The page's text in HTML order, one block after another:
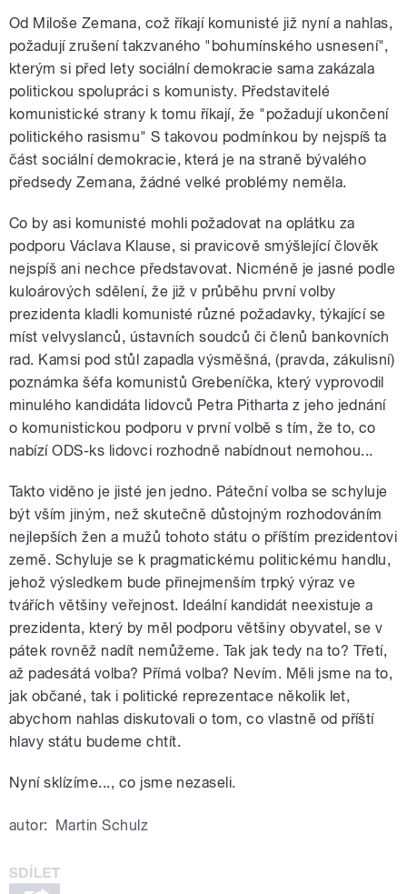
Od Miloše Zemana, což říkají komunisté již nyní a nahlas,
požadují zrušení takzvaného "bohumínského usnesení",
kterým si před lety sociální demokracie sama zakázala
politickou spolupráci s komunisty. Představitelé
komunistické strany k tomu říkají, že "požadují ukončení
politického rasismu" S takovou podmínkou by nejspíš ta
část sociální demokracie, která je na straně bývalého
předsedy Zemana, žádné velké problémy neměla.
Co by asi komunisté mohli požadovat na oplátku za
podporu Václava Klause, si pravicově smýšlející člověk
nejspíš ani nechce představovat. Nicméně je jasné podle
kuloárových sdělení, že již v průběhu první volby
prezidenta kladli komunisté různé požadavky, týkající se
míst velvyslanců, ústavních soudců či členů bankovních
rad. Kamsi pod stůl zapadla výsměšná, (pravda, zákulisní)
poznámka šéfa komunistů Grebeníčka, který vyprovodil
minulého kandidáta lidovců Petra Pitharta z jeho jednání
o komunistickou podporu v první volbě s tím, že to, co
nabízí ODS-ks lidovci rozhodně nabídnout nemohou...
Takto viděno je jisté jen jedno. Páteční volba se schyluje
být vším jiným, než skutečně důstojným rozhodováním
nejlepších žen a mužů tohoto státu o příštím prezidentovi
země. Schyluje se k pragmatickému politickému handlu,
jehož výsledkem bude přinejmenším trpký výraz ve
tvářích většiny veřejnost. Ideální kandidát neexistuje a
prezidenta, který by měl podporu většiny obyvatel, se v
pátek rovněž nadít nemůžeme. Tak jak tedy na to? Třetí,
až padesátá volba? Přímá volba? Nevím. Měli jsme na to,
jak občané, tak i politické reprezentace několik let,
abychom nahlas diskutovali o tom, co vlastně od příští
hlavy státu budeme chtít.
Nyní sklízíme..., co jsme nezaseli.
autor: Martin Schulz